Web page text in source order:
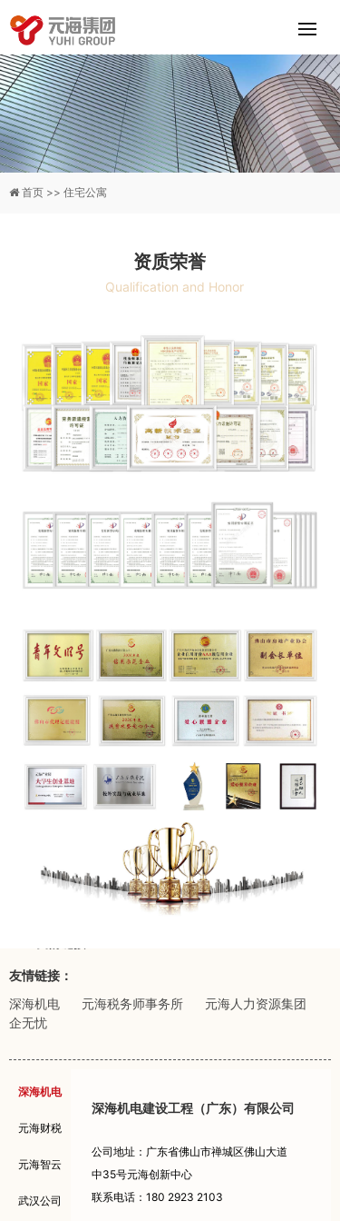
首页 >> 住宅公寓
资质荣誉
Qualification and Honor
深海机电
元海财税
元海智云
武汉公司
深海机电建设工程（广东）有限公司
公司地址：广东省佛山市禅城区佛山大道
中35号元海创新中心
联系电话：180 2923 2103
友情链接：
深海机电
元海税务师事务所
元海人力资源集团
企无忧